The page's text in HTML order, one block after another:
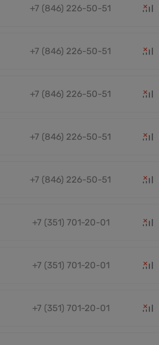
+7 (846) 226-50-51
+7 (846) 226-50-51
+7 (846) 226-50-51
+7 (846) 226-50-51
+7 (846) 226-50-51
+7 (351) 701-20-01
+7 (351) 701-20-01
+7 (351) 701-20-01